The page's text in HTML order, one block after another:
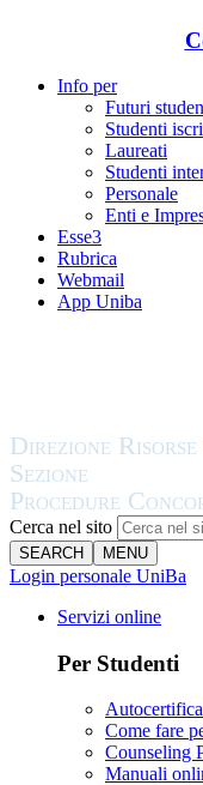
Info per
Futuri
Studenti
Laureati
Studenti
Personale
Enti e
Esse3
Rubrica
Webmail
App Uniba
Cerca nel sito
SEARCH MENU
Login personale UniBa
Servizi online
Per Studenti
Come fare
Counseling
Manuali